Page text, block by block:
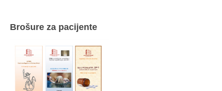
Brošure za pacijente